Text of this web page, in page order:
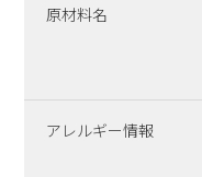
原材料名
アレルギー情報